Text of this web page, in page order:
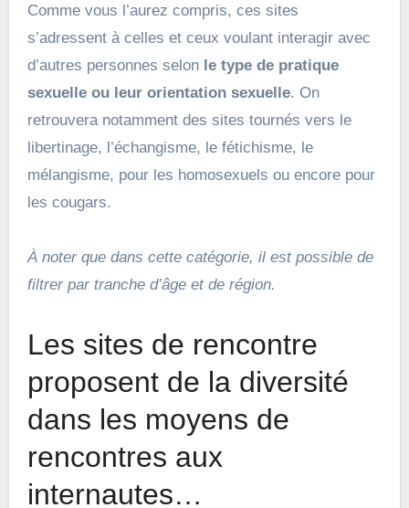
Comme vous l’aurez compris, ces sites
s’adressent à celles et ceux voulant interagir avec
d’autres personnes selon le type de pratique
sexuelle ou leur orientation sexuelle. On
retrouvera notamment des sites tournés vers le
libertinage, l’échangisme, le fétichisme, le
mélangisme, pour les homosexuels ou encore pour
les cougars.
À noter que dans cette catégorie, il est possible de
filtrer par tranche d’âge et de région.
Les sites de rencontre
proposent de la diversité
dans les moyens de
rencontres aux
internautes…